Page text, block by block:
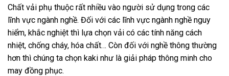
Chất vải phụ thuộc rất nhiều vào người sử dụng trong các
lĩnh vực ngành nghề. Đối với các lĩnh vực ngành nghề nguy
hiểm, khắc nghiệt thì lựa chọn vải có các tính năng cách
nhiệt, chống cháy, hóa chất… Còn đối với nghề thông thường
hơn thì chúng ta chọn kaki như là giải pháp thông minh cho
may đồng phục.